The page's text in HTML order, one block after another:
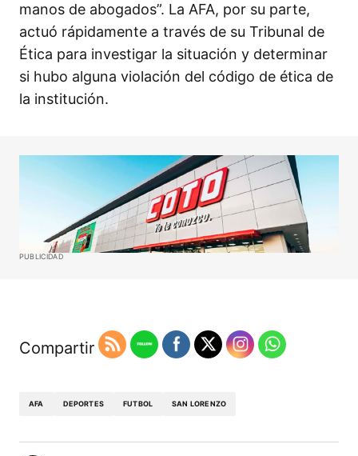
manos de abogados”. La AFA, por su parte,
actuó rápidamente a través de su Tribunal de
Ética para investigar la situación y determinar
si hubo alguna violación del código de ética de
la institución.
PUBLICIDAD
Compartir
AFA DEPORTES FUTBOL SAN LORENZO